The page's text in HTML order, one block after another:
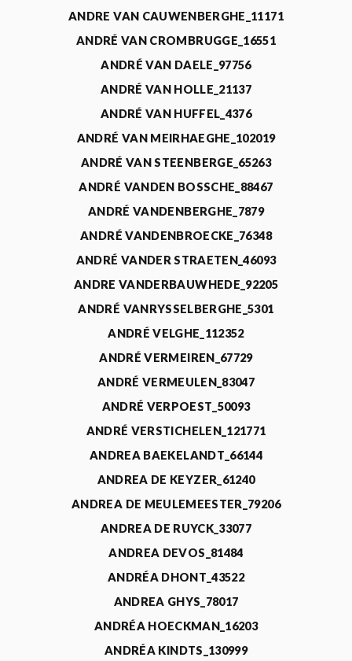
ANDRE VAN CAUWENBERGHE_11171
ANDRÉ VAN CROMBRUGGE_16551
ANDRÉ VAN DAELE_97756
ANDRÉ VAN HOLLE_21137
ANDRÉ VAN HUFFEL_4376
ANDRÉ VAN MEIRHAEGHE_102019
ANDRÉ VAN STEENBERGE_65263
ANDRÉ VANDEN BOSSCHE_88467
ANDRÉ VANDENBERGHE_7879
ANDRÉ VANDENBROECKE_76348
ANDRÉ VANDER STRAETEN_46093
ANDRE VANDERBAUWHEDE_92205
ANDRÉ VANRYSSELBERGHE_5301
ANDRÉ VELGHE_112352
ANDRÉ VERMEIREN_67729
ANDRÉ VERMEULEN_83047
ANDRÉ VERPOEST_50093
ANDRÉ VERSTICHELEN_121771
ANDREA BAEKELANDT_66144
ANDREA DE KEYZER_61240
ANDREA DE MEULEMEESTER_79206
ANDREA DE RUYCK_33077
ANDREA DEVOS_81484
ANDRÉA DHONT_43522
ANDREA GHYS_78017
ANDRÉA HOECKMAN_16203
ANDRÉA KINDTS_130999